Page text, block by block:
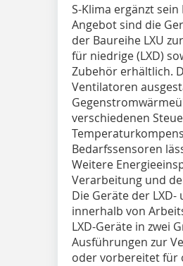
S-Klima ergänzt
Angebot sind die
der Baureihe LXU
für niedrige (LXD)
Zubehör erhältlich.
Ventilatoren
verschiedenen
Bedarfssensoren
Weitere
Verarbeitung und
Die Geräte der
innerhalb von
LXD-Geräte in zwei
Ausführungen zur
oder vorbereitet für